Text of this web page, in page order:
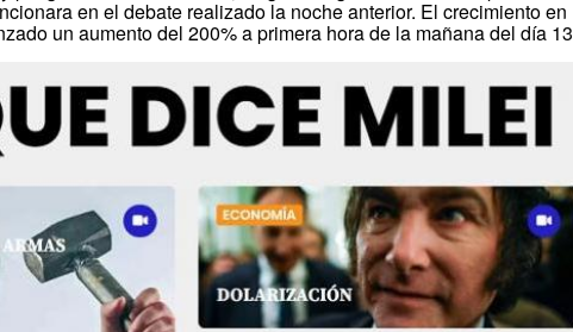
en el debate realizado la noche anterior. El crecimiento en
un aumento del 200% a primera hora de la mañana del día 13